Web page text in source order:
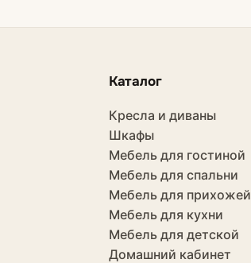
Каталог
Кресла и диваны
Шкафы
Мебель для гостиной
Мебель для спальни
Мебель для прихожей
Мебель для кухни
Мебель для детской
Домашний кабинет